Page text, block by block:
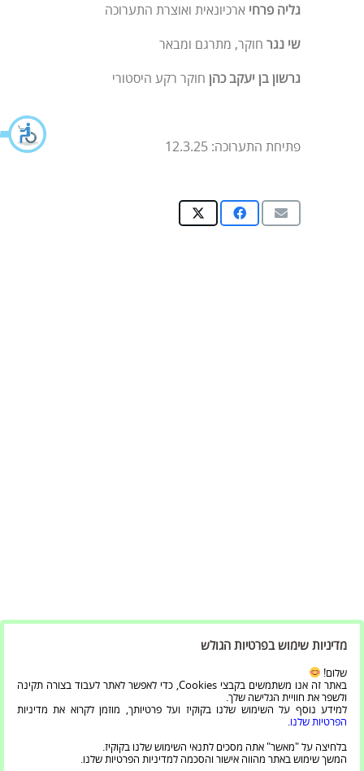
גליה פרחי ארכיונאית ואוצרת התערוכה
שי נגר חוקר, מתרגם ומבאר
גרשון בן יעקב כהן חוקר רקע היסטורי
פתיחת התערוכה: 12.3.25
מדיניות שימוש בפרטיות הגולש
שלום!
באתר זה אנו משתמשים בקבצי Cookies, כדי לאפשר לאתר לעבוד בצורה תקינה
ולשפר את חוויית הגלישה שלך.
למידע נוסף על השימוש שלנו בקוקיז ועל פרטיותך, מוזמן לקרוא את מדיניות
הפרטיות שלנו.
בלחיצה על "מאשר" אתה מסכים לתנאי השימוש שלנו בקוקיז.
המשך שימוש באתר מהווה אישור והסכמה למדיניות הפרטיות שלנו.